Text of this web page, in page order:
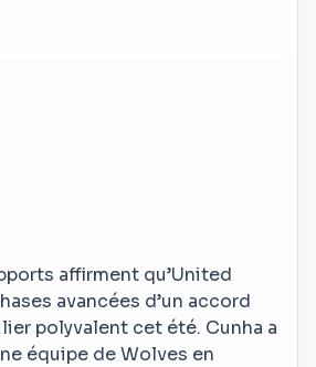
affirment qu’United
avancées d’un accord
polyvalent cet été. Cunha a
équipe de Wolves en